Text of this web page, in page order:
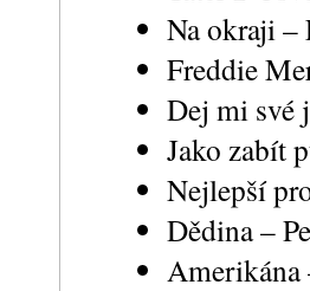
Na okraji –
Freddie
Dej mi své
Jako zabít
Nejlepší
Dědina –
Amerikána